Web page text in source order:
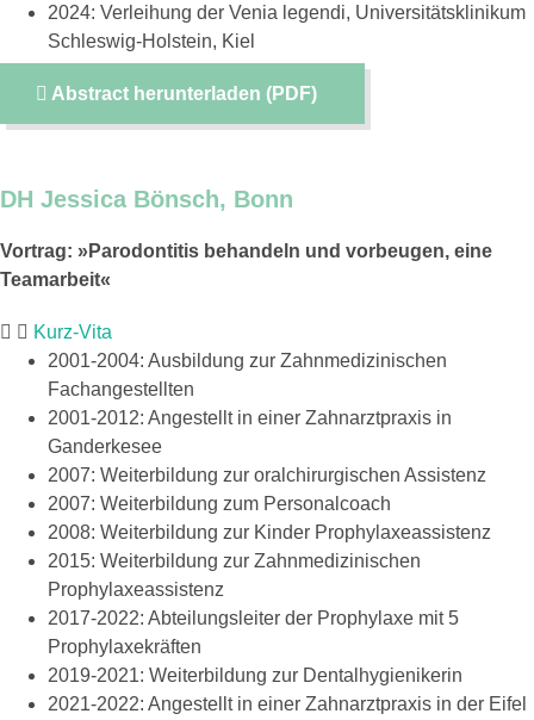
2024: Verleihung der Venia legendi, Universitätsklinikum
Schleswig-Holstein, Kiel
Abstract herunterladen (PDF)
DH Jessica Bönsch, Bonn
Vortrag: »Parodontitis behandeln und vorbeugen, eine
Teamarbeit«
Kurz-Vita
2001-2004: Ausbildung zur Zahnmedizinischen
Fachangestellten
2001-2012: Angestellt in einer Zahnarztpraxis in
Ganderkesee
2007: Weiterbildung zur oralchirurgischen Assistenz
2007: Weiterbildung zum Personalcoach
2008: Weiterbildung zur Kinder Prophylaxeassistenz
2015: Weiterbildung zur Zahnmedizinischen
Prophylaxeassistenz
2017-2022: Abteilungsleiter der Prophylaxe mit 5
Prophylaxekräften
2019-2021: Weiterbildung zur Dentalhygienikerin
2021-2022: Angestellt in einer Zahnarztpraxis in der Eifel